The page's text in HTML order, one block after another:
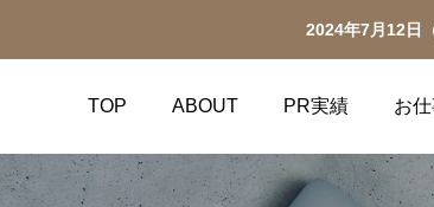
2024年7月12日
TOP ABOUT PR実績 お